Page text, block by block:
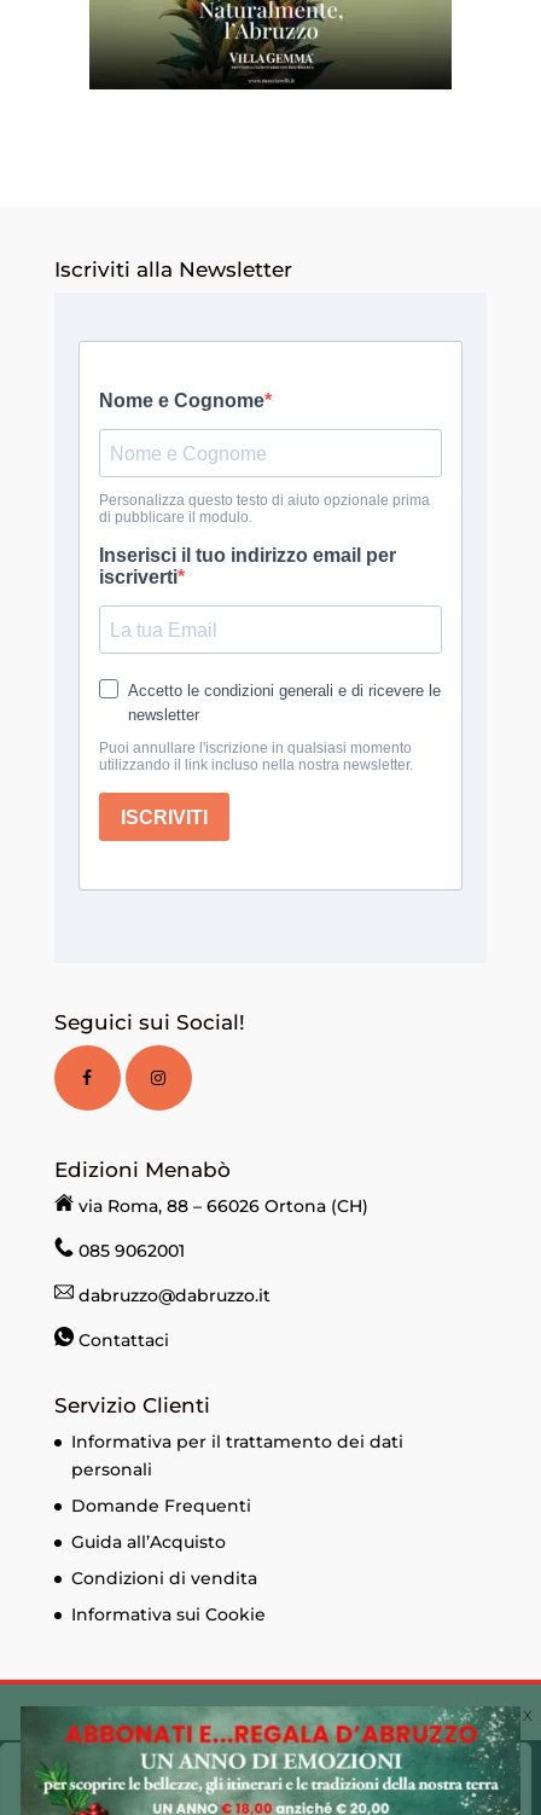
Cookie Policy 🍪
Iscriviti alla Newsletter
Seguici sui Social!
Edizioni Menabò
via Roma, 88 – 66026 Ortona (CH)
085 9062001
dabruzzo@dabruzzo.it
Contattaci
Servizio Clienti
Informativa per il trattamento dei dati
personali
Domande Frequenti
Guida all’Acquisto
Condizioni di vendita
Informativa sui Cookie
© Edizioni Menabò. Iscrizione al registro delle
imprese di Chieti n. 93573 - Capitale sociale